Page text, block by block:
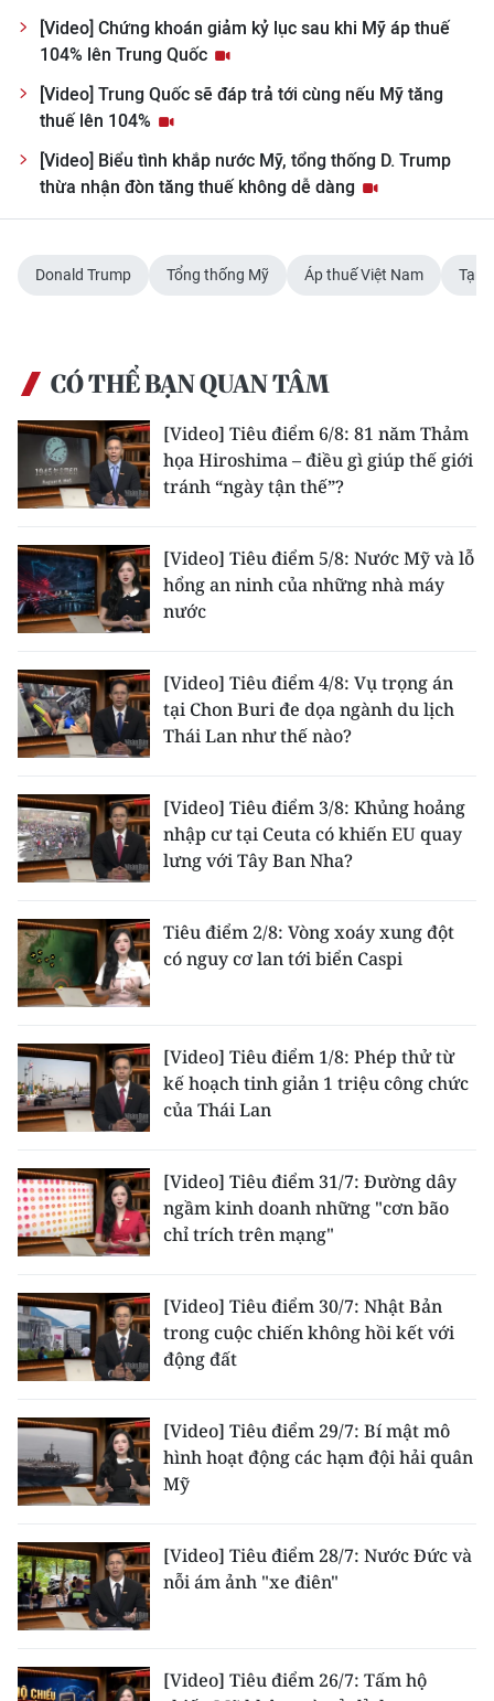
Media Chính trị
Media Kinh tế
Media Văn hóa
Media Xã hội
Media Pháp luật
Media Du lịch
Media Thể thao
Media Giáo dục
Media Y tế
Media Môi trường
Ảnh
Infographic
TIN MỚI
Trung du và miền núi phía Bắc
Đồng bằng sông Hồng
Bắc Trung Bộ
Duyên hải Nam Trung Bộ và Tây
Nguyên
Đông Nam Bộ
Đồng bằng sông Cửu Long
Chuyên trang TP. Hồ Chí Minh
CHUYÊN ĐỀ
CÁC CHUYÊN TRANG
VỀ BÁO NHÂN DÂN
THỜI NAY
NHÂN DÂN CUỐI TUẦN
NHÂN DÂN HẰNG THÁNG
MUA BÁO
[Video] Chứng khoán giảm kỷ lục sau khi Mỹ áp thuế
104% lên Trung Quốc
[Video] Trung Quốc sẽ đáp trả tới cùng nếu Mỹ tăng
thuế lên 104%
[Video] Biểu tình khắp nước Mỹ, tổng thống D. Trump
thừa nhận đòn tăng thuế không dễ dàng
Donald Trump Tổng thống Mỹ Áp thuế Việt Nam Tạm
CÓ THỂ BẠN QUAN TÂM
[Video] Tiêu điểm 6/8: 81 năm Thảm
họa Hiroshima – điều gì giúp thế giới
tránh “ngày tận thế”?
[Video] Tiêu điểm 5/8: Nước Mỹ và lỗ
hổng an ninh của những nhà máy
nước
[Video] Tiêu điểm 4/8: Vụ trọng án
tại Chon Buri đe dọa ngành du lịch
Thái Lan như thế nào?
[Video] Tiêu điểm 3/8: Khủng hoảng
nhập cư tại Ceuta có khiến EU quay
lưng với Tây Ban Nha?
Tiêu điểm 2/8: Vòng xoáy xung đột
có nguy cơ lan tới biển Caspi
[Video] Tiêu điểm 1/8: Phép thử từ
kế hoạch tinh giản 1 triệu công chức
của Thái Lan
[Video] Tiêu điểm 31/7: Đường dây
ngầm kinh doanh những "cơn bão
chỉ trích trên mạng"
[Video] Tiêu điểm 30/7: Nhật Bản
trong cuộc chiến không hồi kết với
động đất
[Video] Tiêu điểm 29/7: Bí mật mô
hình hoạt động các hạm đội hải quân
Mỹ
[Video] Tiêu điểm 28/7: Nước Đức và
nỗi ám ảnh "xe điên"
[Video] Tiêu điểm 26/7: Tấm hộ